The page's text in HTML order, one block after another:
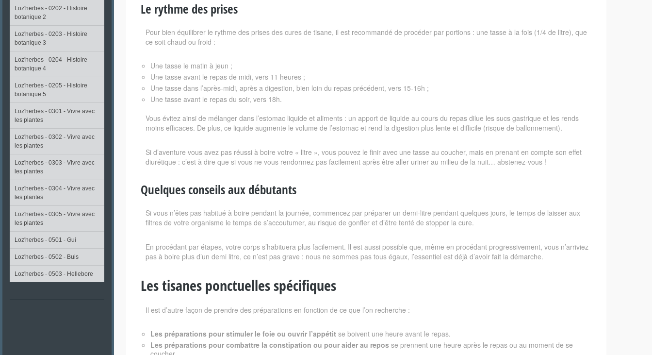
Loz'herbes - 0202 - Histoire
botanique 2
Loz'herbes - 0203 - Histoire
botanique 3
Loz'herbes - 0204 - Histoire
botanique 4
Loz'herbes - 0205 - Histoire
botanique 5
Loz'herbes - 0301 - Vivre avec
les plantes
Loz'herbes - 0302 - Vivre avec
les plantes
Loz'herbes - 0303 - Vivre avec
les plantes
Loz'herbes - 0304 - Vivre avec
les plantes
Loz'herbes - 0305 - Vivre avec
les plantes
Loz'herbes - 0501 - Gui
Loz'herbes - 0502 - Buis
Loz'herbes - 0503 - Hellebore
Le rythme des prises
Pour bien équilibrer le rythme des prises des cures de tisane, il est recommandé de procéder par portions : une tasse à la fois (1/4 de litre), que
ce soit chaud ou froid :
Une tasse le matin à jeun ;
Une tasse avant le repas de midi, vers 11 heures ;
Une tasse dans l’après-midi, après a digestion, bien loin du repas précédent, vers 15-16h ;
Une tasse avant le repas du soir, vers 18h.
Vous évitez ainsi de mélanger dans l’estomac liquide et aliments : un apport de liquide au cours du repas dilue les sucs gastrique et les rends
moins efficaces. De plus, ce liquide augmente le volume de l’estomac et rend la digestion plus lente et difficile (risque de ballonnement).
Si d’aventure vous avez pas réussi à boire votre « litre », vous pouvez le finir avec une tasse au coucher, mais en prenant en compte son effet
diurétique : c’est à dire que si vous ne vous rendormez pas facilement après être aller uriner au milieu de la nuit… abstenez-vous !
Quelques conseils aux débutants
Si vous n’êtes pas habitué à boire pendant la journée, commencez par préparer un demi-litre pendant quelques jours, le temps de laisser aux
filtres de votre organisme le temps de s’accoutumer, au risque de gonfler et d’être tenté de stopper la cure.
En procédant par étapes, votre corps s’habituera plus facilement. Il est aussi possible que, même en procédant progressivement, vous n’arriviez
pas à boire plus d’un demi litre, ce n’est pas grave : nous ne sommes pas tous égaux, l’essentiel est déjà d’avoir fait la démarche.
Les tisanes ponctuelles spécifiques
Il est d’autre façon de prendre des préparations en fonction de ce que l’on recherche :
Les préparations pour stimuler le foie ou ouvrir l’appétit se boivent une heure avant le repas.
Les préparations pour combattre la constipation ou pour aider au repos se prennent une heure après le repas ou au moment de se